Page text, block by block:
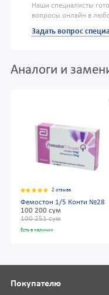
Наши специалисты
вопросы онлайн в
Задать вопрос
Аналоги и
2 отзыва
Фемостон 1/5 Конти №28
100 200 сум
100 251 сум
Есть в наличии
Покупателю